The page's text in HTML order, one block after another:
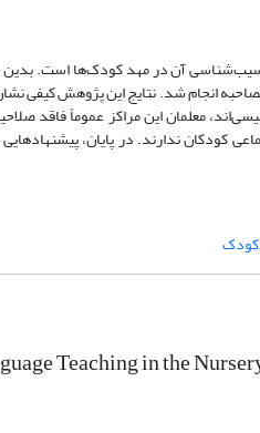
انجام شد. نتایج این پژوهش کیفی
معلمان این مراکز عموماً فاقد
کودکان ندارند. در پایان،
Teaching in the